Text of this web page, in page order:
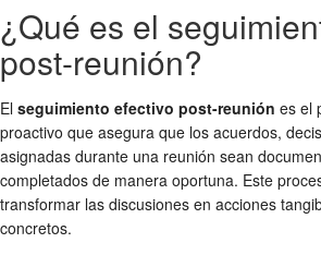
¿Qué es el
post-reunión?
El seguimiento efectivo post-reunión es el
proactivo que asegura que los acuerdos,
asignadas durante una reunión sean
completados de manera oportuna. Este
transformar las discusiones en acciones
concretos.